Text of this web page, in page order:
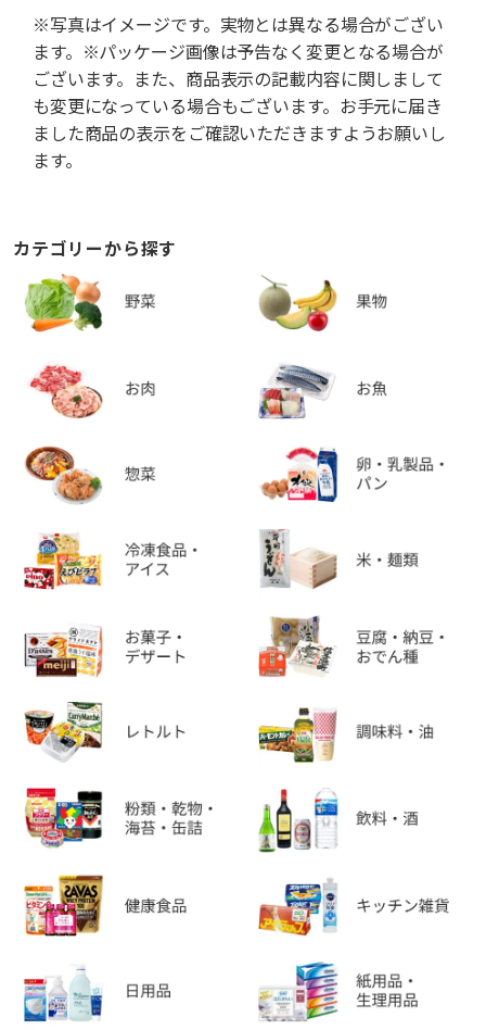
※写真はイメージです。実物とは異なる場合がござい
ます。※パッケージ画像は予告なく変更となる場合が
ございます。また、商品表示の記載内容に関しまして
も変更になっている場合もございます。お手元に届き
ました商品の表示をご確認いただきますようお願いし
ます。
カテゴリーから探す